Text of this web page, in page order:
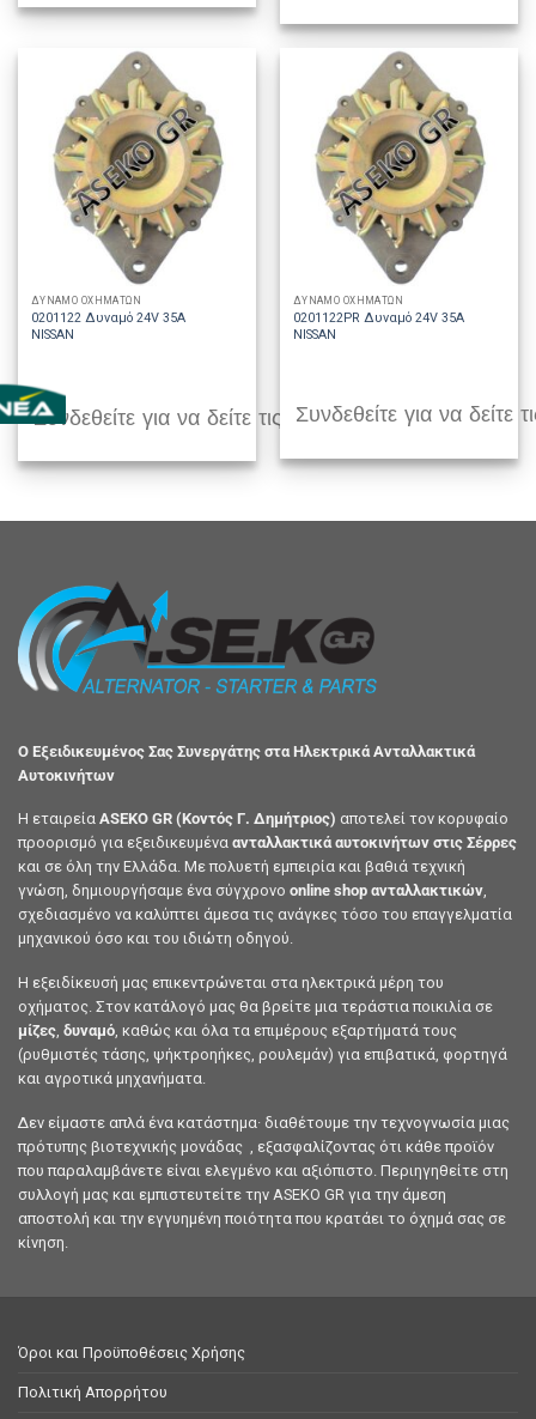
ΔΥΝΑΜΟ ΟΧΗΜΑΤΩΝ
0201122 Δυναμό 24V 35A
NISSAN
Συνδεθείτε για να δείτε τις τιμές
ΔΥΝΑΜΟ ΟΧΗΜΑΤΩΝ
0201122PR Δυναμό 24V 35A
NISSAN
Συνδεθείτε για να δείτε
Ο Εξειδικευμένος Σας Συνεργάτης στα Ηλεκτρικά Ανταλλακτικά
Αυτοκινήτων
Η εταιρεία ASEKO GR (Κοντός Γ. Δημήτριος) αποτελεί τον κορυφαίο
προορισμό για εξειδικευμένα ανταλλακτικά αυτοκινήτων στις Σέρρες
και σε όλη την Ελλάδα. Με πολυετή εμπειρία και βαθιά τεχνική
γνώση, δημιουργήσαμε ένα σύγχρονο online shop ανταλλακτικών,
σχεδιασμένο να καλύπτει άμεσα τις ανάγκες τόσο του επαγγελματία
μηχανικού όσο και του ιδιώτη οδηγού.
Η εξειδίκευσή μας επικεντρώνεται στα ηλεκτρικά μέρη του
οχήματος. Στον κατάλογό μας θα βρείτε μια τεράστια ποικιλία σε
μίζες, δυναμό, καθώς και όλα τα επιμέρους εξαρτήματά τους
(ρυθμιστές τάσης, ψήκτροηήκες, ρουλεμάν) για επιβατικά, φορτηγά
και αγροτικά μηχανήματα.
Δεν είμαστε απλά ένα κατάστημα· διαθέτουμε την τεχνογνωσία μιας
πρότυπης βιοτεχνικής μονάδας , εξασφαλίζοντας ότι κάθε προϊόν
που παραλαμβάνετε είναι ελεγμένο και αξιόπιστο. Περιηγηθείτε στη
συλλογή μας και εμπιστευτείτε την ASEKO GR για την άμεση
αποστολή και την εγγυημένη ποιότητα που κρατάει το όχημά σας σε
κίνηση.
Όροι και Προϋποθέσεις Χρήσης
Πολιτική Απορρήτου